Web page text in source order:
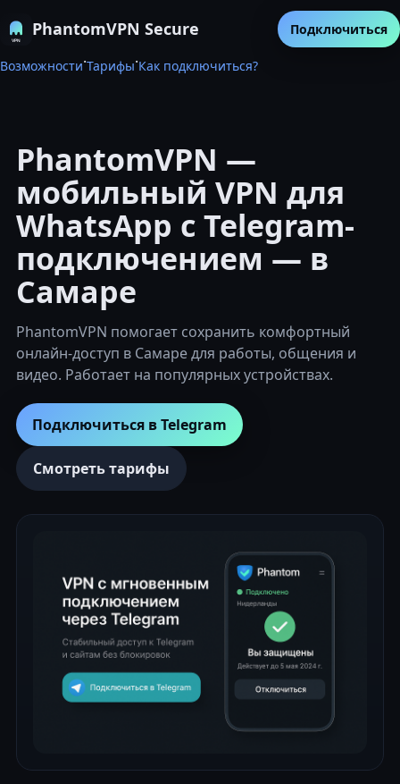
PhantomVPN Secure
Возможности·Тарифы·Как подключиться?
Подключиться
PhantomVPN —
мобильный VPN для
WhatsApp с Telegram-
подключением — в
Самаре
PhantomVPN помогает сохранить комфортный
онлайн-доступ в Самаре для работы, общения и
видео. Работает на популярных устройствах.
Подключиться в Telegram
Смотреть тарифы